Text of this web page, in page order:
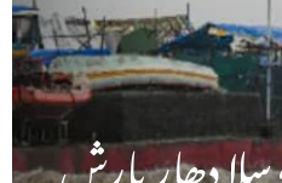
دھار بارش